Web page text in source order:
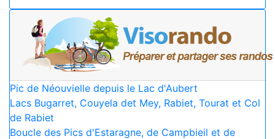
Pic de Néouvielle depuis le Lac d'Aubert
Lacs Bugarret, Couyela det Mey, Rabiet, Tourat et Col
de Rabiet
Boucle des Pics d'Estaragne, de Campbieil et de